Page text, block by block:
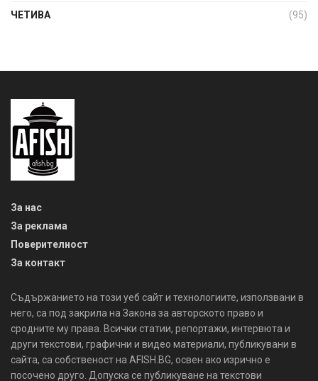
ЧЕТИВА (95)
За нас
За реклама
Поверителност
За контакт
Съдържанието на този уеб сайт и технологиите, използвани в
него, са под закрила на Закона за авторското право и
сродните му права. Всички статии, репортажи, интервюта и
други текстови, графични и видео материали, публикувани в
сайта, са собственост на AFISH.BG, освен ако изрично е
посочено друго. Допуска се публикуване на текстови